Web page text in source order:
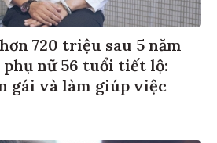
720 triệu sau 5 năm
nữ 56 tuổi tiết lộ:
gái và làm giúp việc